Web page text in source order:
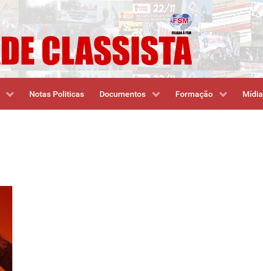
Notas Politicas Documentos Formação Mídia